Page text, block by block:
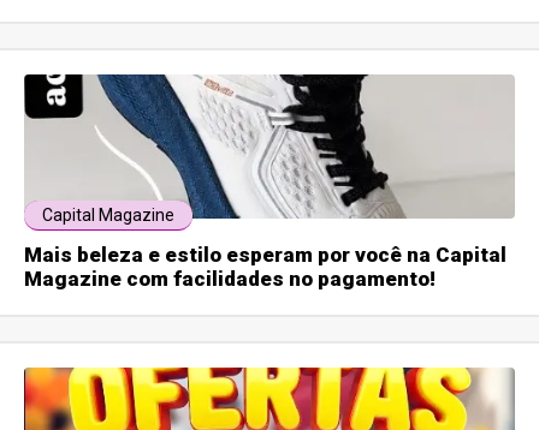
Capital Magazine
Mais beleza e estilo esperam por você na Capital
Magazine com facilidades no pagamento!